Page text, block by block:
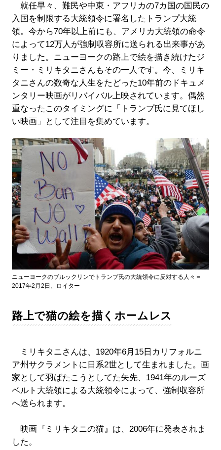
就任早々、難民や中東・アフリカの7カ国の国民の
入国を制限する大統領令に署名したトランプ大統
領。今から70年以上前にも、アメリカ大統領の命令
によって12万人が強制収容所に送られる出来事があ
りました。ニューヨークの路上で絵を描き続けたジ
ミー・ミリキタニさんもその一人です。今、ミリキ
タニさんの数奇な人生をたどった10年前のドキュメ
ンタリー映画がリバイバル上映されています。偶然
重なったこのタイミングに「トランプ氏に見てほし
い映画」として注目を集めています。
ニューヨークのブルックリンでトランプ氏の大統領令に反対する人々＝
2017年2月2日、ロイター
路上で猫の絵を描くホームレス
ミリキタニさんは、1920年6月15日カリフォルニ
ア州サクラメントに日系2世として生まれました。画
家として羽ばたこうとしてた矢先、1941年のルーズ
ベルト大統領による大統領令によって、強制収容所
へ送られます。
映画『ミリキタニの猫』は、2006年に発表されま
した。